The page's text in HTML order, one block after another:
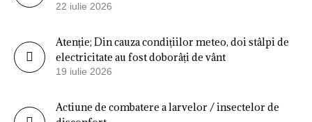
22 iulie 2026
Atenție; Din cauza condițiilor meteo, doi stâlpi de
electricitate au fost doborâți de vânt
19 iulie 2026
Actiune de combatere a larvelor / insectelor de